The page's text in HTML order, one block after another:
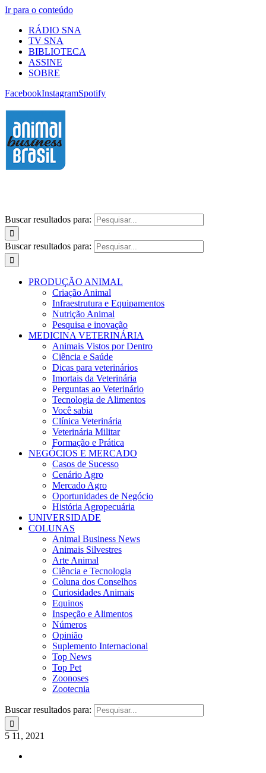
Ir para o conteúdo
RÁDIO SNA
TV SNA
BIBLIOTECA
ASSINE
SOBRE
FacebookInstagramSpotify
Buscar resultados para:
Buscar resultados para:
PRODUÇÃO ANIMAL
Criação Animal
Infraestrutura e Equipamentos
Nutrição Animal
Pesquisa e inovação
MEDICINA VETERINÁRIA
Animais Vistos por Dentro
Ciência e Saúde
Dicas para veterinários
Imortais da Veterinária
Perguntas ao Veterinário
Tecnologia de Alimentos
Você sabia
Clínica Veterinária
Veterinária Militar
Formação e Prática
NEGÓCIOS E MERCADO
Casos de Sucesso
Cenário Agro
Mercado Agro
Oportunidades de Negócio
História Agropecuária
UNIVERSIDADE
COLUNAS
Animal Business News
Animais Silvestres
Arte Animal
Ciência e Tecnologia
Coluna dos Conselhos
Curiosidades Animais
Equinos
Inspeção e Alimentos
Números
Opinião
Suplemento Internacional
Top News
Top Pet
Zoonoses
Zootecnia
Buscar resultados para:
5 11, 2021